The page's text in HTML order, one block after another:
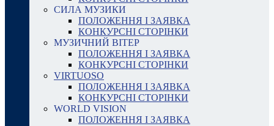
СИЛА МУЗИКИ
ПОЛОЖЕННЯ І ЗАЯВКА
КОНКУРСНІ СТОРІНКИ
МУЗИЧНИЙ ВІТЕР
ПОЛОЖЕННЯ І ЗАЯВКА
КОНКУРСНІ СТОРІНКИ
VIRTUOSO
ПОЛОЖЕННЯ І ЗАЯВКА
КОНКУРСНІ СТОРІНКИ
WORLD VISION
ПОЛОЖЕННЯ І ЗАЯВКА